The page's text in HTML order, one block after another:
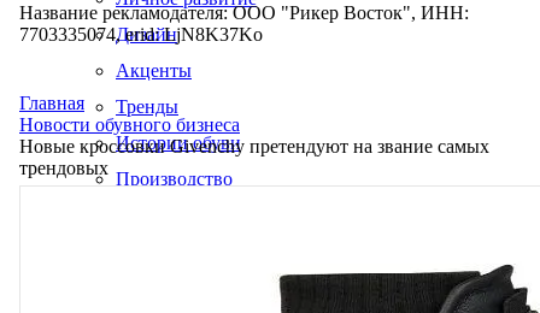
Дизайн
Акценты
Тренды
Истории обуви
Производство
Название рекламодателя: ООО "Рикер Восток", ИНН:
7703335074, erid: LjN8K37Ko
Главная
Новости обувного бизнеса
Новые кроссовки Givenchy претендуют на звание самых
трендовых